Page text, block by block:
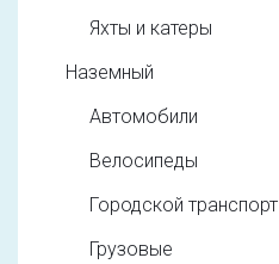
Яхты и катеры
Наземный
Автомобили
Велосипеды
Городской транспорт
Грузовые